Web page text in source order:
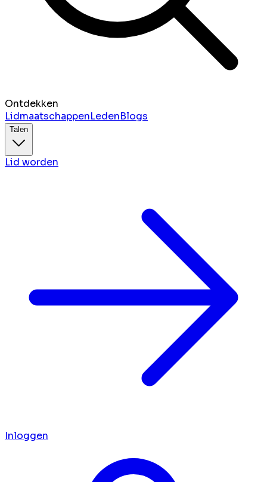
Ontdekken
LidmaatschappenLedenBlogs
Talen
Lid worden
Inloggen